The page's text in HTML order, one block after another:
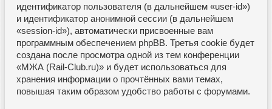
идентификатор пользователя (в дальнейшем «user-id»)
и идентификатор анонимной сессии (в дальнейшем
«session-id»), автоматически присвоенные вам
программным обеспечением phpBB. Третья cookie будет
создана после просмотра одной из тем конференции
«МЖА (Rail-Club.ru)» и будет использоваться для
хранения информации о прочтённых вами темах,
повышая таким образом удобство работы с форумами.